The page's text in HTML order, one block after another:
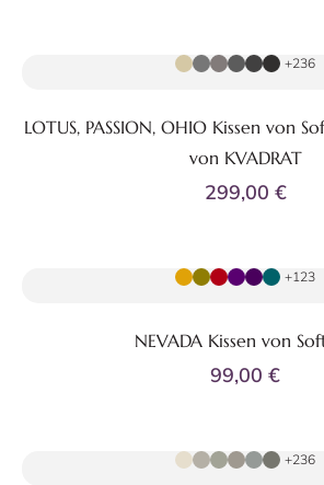
+236
LOTUS, PASSION, OHIO Kissen von
von KVADRAT
299,00 €
+123
NEVADA Kissen von
99,00 €
+236